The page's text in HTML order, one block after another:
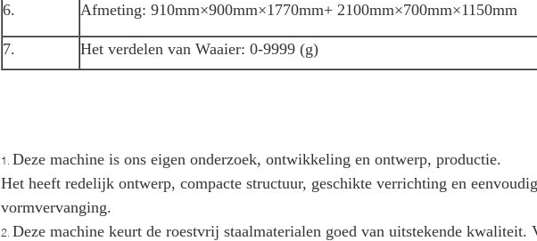
6.
Afmeting: 910mm×900mm×1770mm+ 2100mm×700mm×1150mm
7. Het verdelen van Waaier: 0-9999 (g)
1. Deze machine is ons eigen onderzoek, ontwikkeling en ontwerp, productie.
Het heeft redelijk ontwerp, compacte structuur, geschikte verrichting en
vormvervanging.
2. Deze machine keurt de roestvrij staalmaterialen goed van uitstekende kwaliteit.